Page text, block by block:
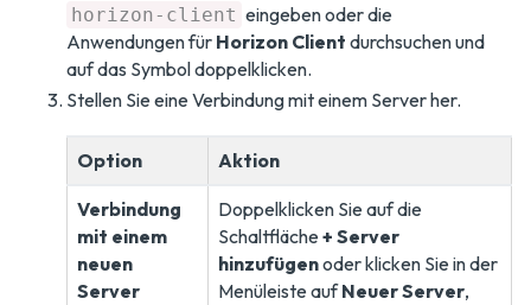
horizon-client eingeben oder die
Anwendungen für Horizon Client durchsuchen und
auf das Symbol doppelklicken.
Stellen Sie eine Verbindung mit einem Server her.
Option Aktion
Verbindung
mit einem
neuen
Server
Doppelklicken Sie auf die
Schaltfläche+ Server
hinzufügenoder klicken Sie in der
Menüleiste aufNeuer Server,